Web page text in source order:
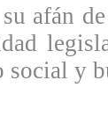
afán
social y